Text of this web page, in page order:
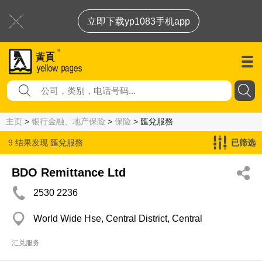
立即下载yp1083手机app
主页 > 银行金融、地产保险 > 保险 > 匯兌服務
9 结果发现 匯兌服務 已筛选
BDO Remittance Ltd
2530 2236
World Wide Hse, Central District, Central
汇兑服务